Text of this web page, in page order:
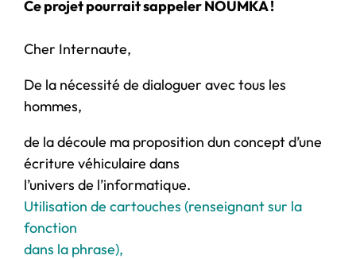
Ce projet pourrait sappeler NOUMKA !
Cher Internaute,
De la nécessité de dialoguer avec tous les
hommes,
de la découle ma proposition dun concept d’une
écriture véhiculaire dans
l’univers de l’informatique.
Utilisation de cartouches (renseignant sur la
fonction
dans la phrase),